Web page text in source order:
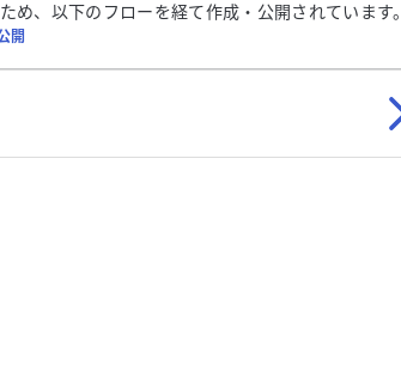
め、以下のフローを経て作成・公開されています。
開